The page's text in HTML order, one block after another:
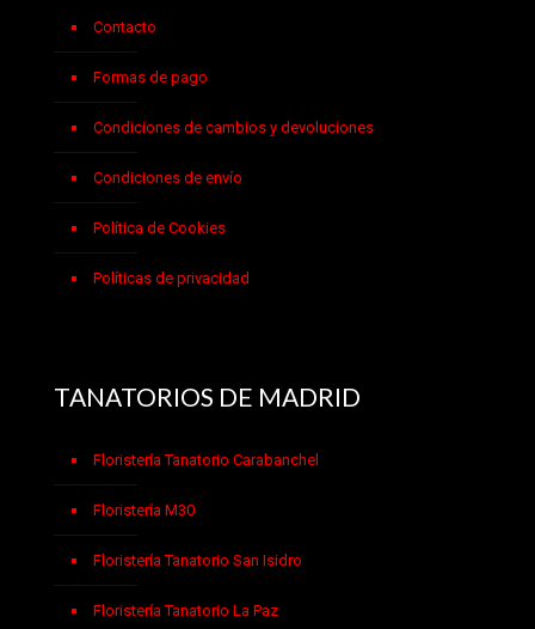
Contacto
Formas de pago
Condiciones de cambios y devoluciones
Condiciones de envío
Política de Cookies
Políticas de privacidad
TANATORIOS DE MADRID
Floristería Tanatorio Carabanchel
Floristería M30
Floristería Tanatorio San Isidro
Floristería Tanatorio La Paz